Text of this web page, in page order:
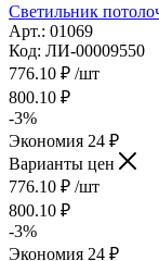
Светильник
Арт.: 01069
Код: ЛИ-00009550
776.10 ₽ /шт
800.10 ₽
-3%
Экономия 24 ₽
Варианты цен
776.10 ₽ /шт
800.10 ₽
-3%
Экономия 24 ₽